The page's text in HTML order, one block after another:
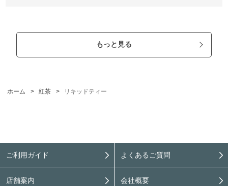
もっと見る
ホーム > 紅茶 > リキッドティー
ご利用ガイド よくあるご質問
店舗案内 会社概要